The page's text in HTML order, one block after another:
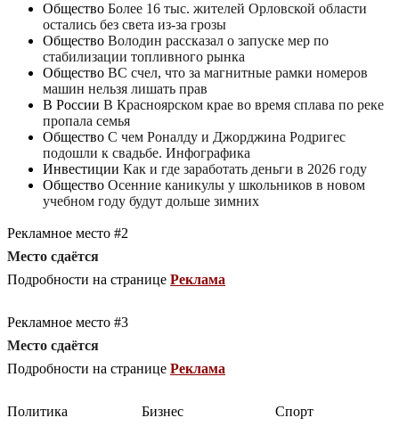
Общество Более 16 тыс. жителей Орловской области
остались без света из-за грозы
Общество Володин рассказал о запуске мер по
стабилизации топливного рынка
Общество ВС счел, что за магнитные рамки номеров
машин нельзя лишать прав
В России В Красноярском крае во время сплава по реке
пропала семья
Общество С чем Роналду и Джорджина Родригес
подошли к свадьбе. Инфографика
Инвестиции Как и где заработать деньги в 2026 году
Общество Осенние каникулы у школьников в новом
учебном году будут дольше зимних
Рекламное место #2
Место сдаётся
Подробности на странице Реклама
Рекламное место #3
Место сдаётся
Подробности на странице Реклама
Политика Бизнес Спорт